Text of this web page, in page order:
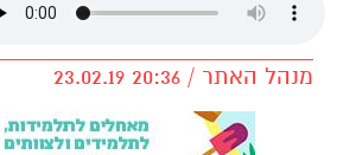
מנהל האתר / 20:36 23.02.19